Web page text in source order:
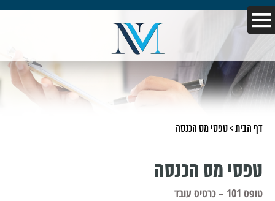
דף הבית >טפסי מס הכנסה
טפסי מס הכנסה
טופס 101 – כרטיס עובד